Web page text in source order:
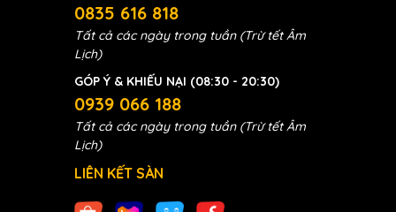
0835 616 818
Tất cả các ngày trong tuần (Trừ tết Âm
Lịch)
GÓP Ý & KHIẾU NẠI (08:30 - 20:30)
0939 066 188
Tất cả các ngày trong tuần (Trừ tết Âm
Lịch)
LIÊN KẾT SÀN